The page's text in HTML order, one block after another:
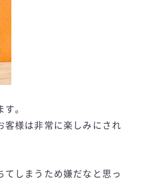
。
客様は非常に楽しみにされ
しまうため嫌だなと思っ